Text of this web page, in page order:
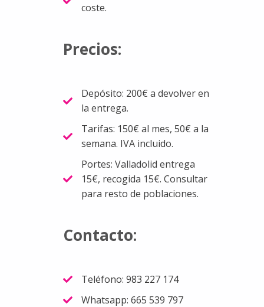
coste.
Precios:
Depósito: 200€ a devolver en
la entrega.
Tarifas: 150€ al mes, 50€ a la
semana. IVA incluido.
Portes: Valladolid entrega
15€, recogida 15€. Consultar
para resto de poblaciones.
Contacto:
Teléfono: 983 227 174
Whatsapp: 665 539 797